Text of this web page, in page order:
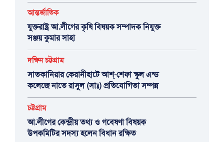
আন্তর্জাতিক
যুক্তরাষ্ট্র আ.লীগের কৃষি বিষয়ক সম্পাদক নিযুক্ত
সঞ্জয় কুমার সাহা
দক্ষিন চট্টগ্রাম
সাতকানিয়ার কেরানীহাটে আশ্-শেফা স্কুল এন্ড
কলেজে নাতে রাসুল (সাঃ) প্রতিযোগিতা সম্পন্ন
চট্টগ্রাম
আ.লীগের কেন্দ্রীয় তথ্য ও গবেষণা বিষয়ক
উপকমিটির সদস্য হলেন বিধান রক্ষিত